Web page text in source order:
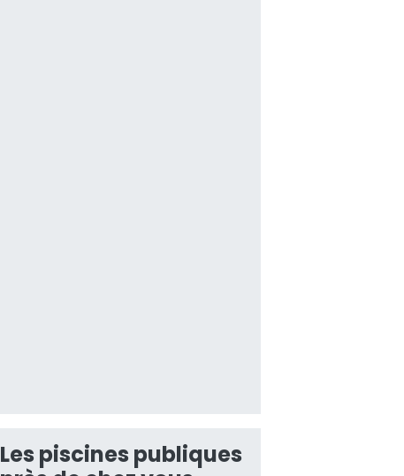
Les piscines publiques